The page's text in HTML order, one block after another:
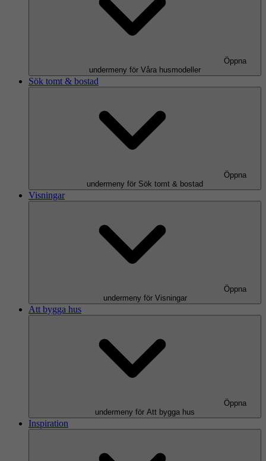
Öppna
undermeny för Våra husmodeller
Sök tomt & bostad
Öppna
undermeny för Sök tomt & bostad
Visningar
Öppna
undermeny för Visningar
Att bygga hus
Öppna
undermeny för Att bygga hus
Inspiration